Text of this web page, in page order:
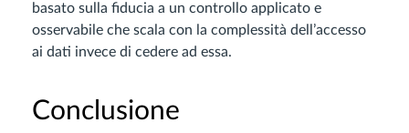
basato sulla fiducia a un controllo applicato e
osservabile che scala con la complessità dell’accesso
ai dati invece di cedere ad essa.
Conclusione